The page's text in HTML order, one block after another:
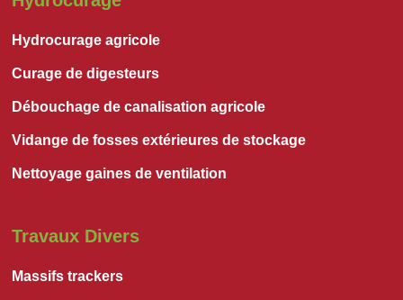
Hydrocurage agricole
Curage de digesteurs
Débouchage de canalisation agricole
Vidange de fosses extérieures de stockage
Nettoyage gaines de ventilation
Travaux Divers
Massifs trackers